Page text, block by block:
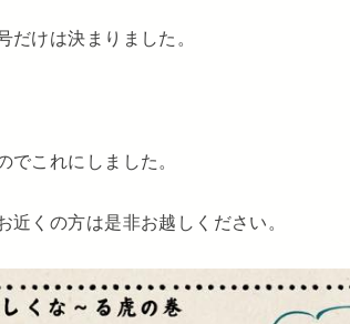
けは決まりました。
これにしました。
くの方は是非お越しください。